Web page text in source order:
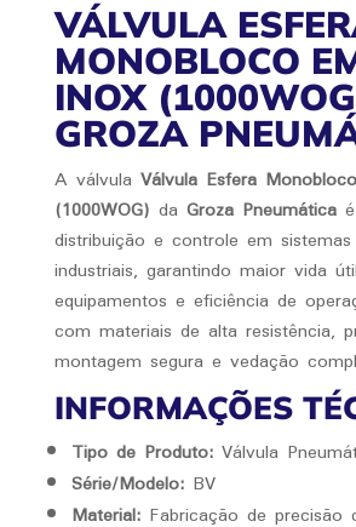
VÁLVULA
MONOBLOCO
INOX
GROZA
A válvula Válvula Esfera
(1000WOG) da Groza Pneumáticaé
distribuição e controle em
industriais, garantindo maior vida
equipamentos e eficiência de
com materiais de alta resistência,
montagem segura e vedação
INFORMAÇÕES
Tipo de Produto:Válvula
Série/Modelo:BV
Material:Fabricação de precisão